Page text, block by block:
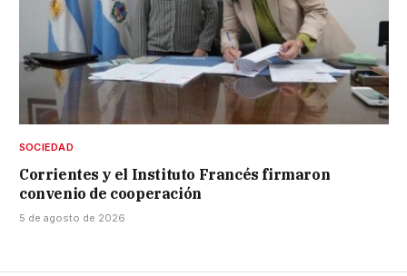
SOCIEDAD
Corrientes y el Instituto Francés firmaron
convenio de cooperación
5 de agosto de 2026